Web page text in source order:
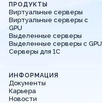
ПРОДУКТЫ
Виртуальные серверы
Виртуальные серверы с
GPU
Выделенные серверы
Выделенные серверы с GPU
Серверы для 1С
ИНФОРМАЦИЯ
Документы
Карьера
Новости